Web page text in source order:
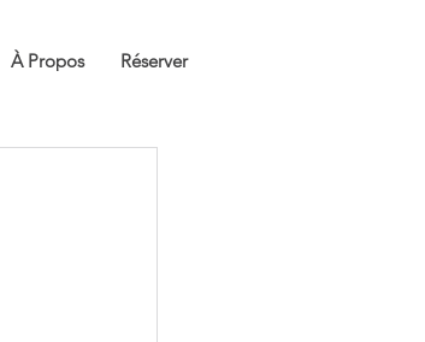
À Propos Réserver